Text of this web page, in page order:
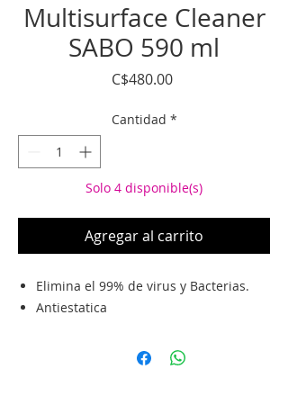
Multisurface Cleaner
SABO 590 ml
C$480.00Precio
Cantidad *
Solo 4 disponible(s)
Agregar al carrito
Elimina el 99% de virus y Bacterias.
Antiestatica